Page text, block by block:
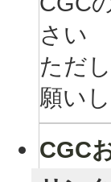
さい
ただ
願い
CGC